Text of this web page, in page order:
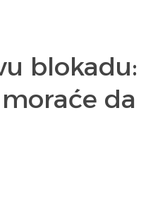
blokadu:
da